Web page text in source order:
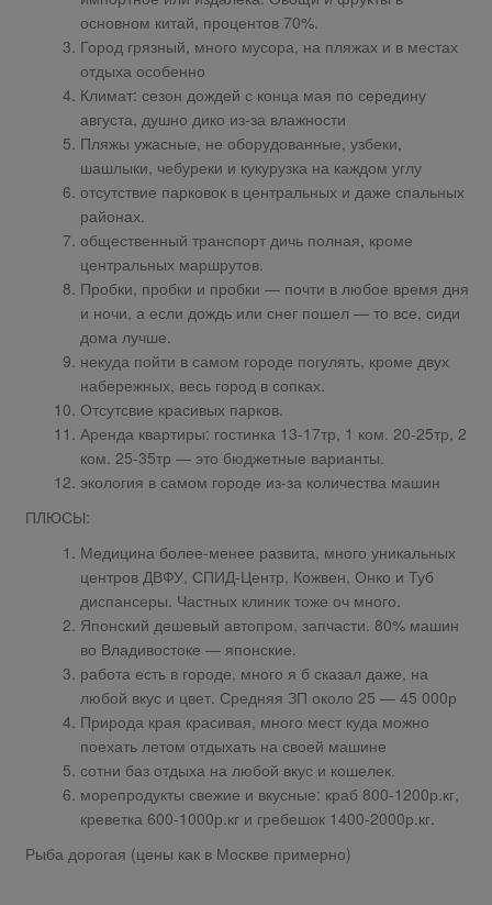
основном китай, процентов 70%.
Город грязный, много мусора, на пляжах и в местах
отдыха особенно
Климат: сезон дождей с конца мая по середину
августа, душно дико из-за влажности
Пляжы ужасные, не оборудованные, узбеки,
шашлыки, чебуреки и кукурузка на каждом углу
отсутствие парковок в центральных и даже спальных
районах.
общественный транспорт дичь полная, кроме
центральных маршрутов.
Пробки, пробки и пробки — почти в любое время дня
и ночи, а если дождь или снег пошел — то все, сиди
дома лучше.
некуда пойти в самом городе погулять, кроме двух
набережных, весь город в сопках.
Отсутсвие красивых парков.
Аренда квартиры: гостинка 13-17тр, 1 ком. 20-25тр, 2
ком. 25-35тр — это бюджетные варианты.
экология в самом городе из-за количества машин
ПЛЮСЫ:
Медицина более-менее развита, много уникальных
центров ДВФУ, СПИД-Центр, Кожвен, Онко и Туб
диспансеры. Частных клиник тоже оч много.
Японский дешевый автопром, запчасти. 80% машин
во Владивостоке — японские.
работа есть в городе, много я б сказал даже, на
любой вкус и цвет. Средняя ЗП около 25 — 45 000р
Природа края красивая, много мест куда можно
поехать летом отдыхать на своей машине
сотни баз отдыха на любой вкус и кошелек.
морепродукты свежие и вкусные: краб 800-1200р.кг,
креветка 600-1000р.кг и гребешок 1400-2000р.кг.
Рыба дорогая (цены как в Москве примерно)